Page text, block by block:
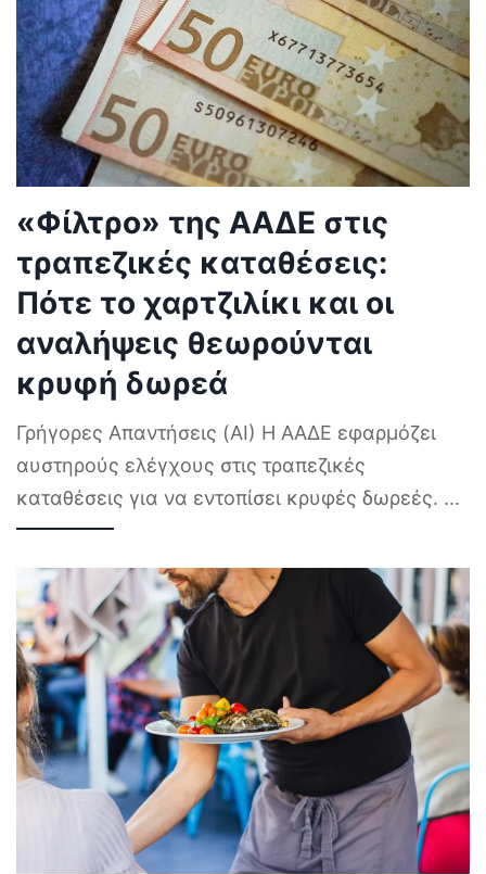
«Φίλτρο» της ΑΑΔΕ στις
τραπεζικές καταθέσεις:
Πότε το χαρτζιλίκι και οι
αναλήψεις θεωρούνται
κρυφή δωρεά
Γρήγορες Απαντήσεις (AI) Η ΑΑΔΕ εφαρμόζει
αυστηρούς ελέγχους στις τραπεζικές
καταθέσεις για να εντοπίσει κρυφές δωρεές. ...